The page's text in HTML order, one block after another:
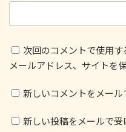
次回のコメントで使用す
メールアドレス、サイトを保
新しいコメントをメール
新しい投稿をメールで受